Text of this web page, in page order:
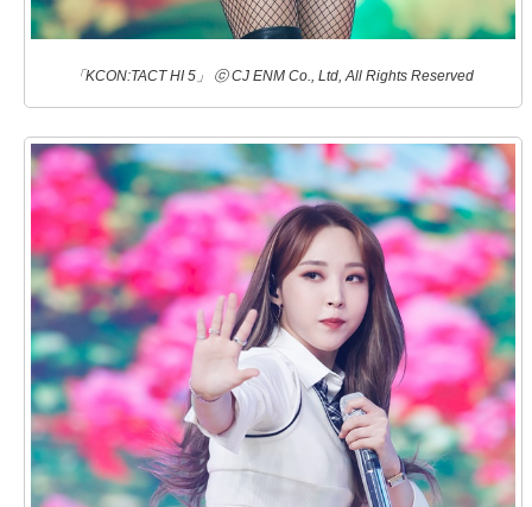
「KCON:TACT HI 5」 ⓒ CJ ENM Co., Ltd, All Rights Reserved